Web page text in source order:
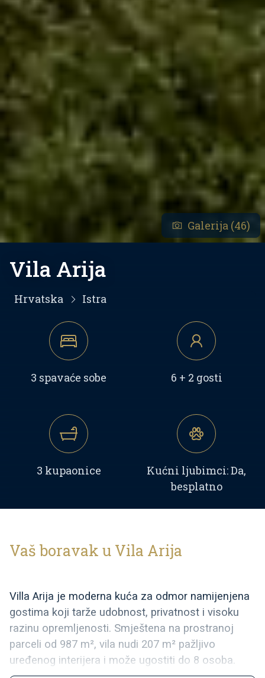
Galerija (46)
Vila Arija
Hrvatska Istra
3 spavaće sobe 6 + 2 gosti
3 kupaonice
Kućni ljubimci: Da,
besplatno
Vaš boravak u Vila Arija
Villa Arija je moderna kuća za odmor namijenjena
gostima koji tarže udobnost, privatnost i visoku
razinu opremljenosti. Smještena na prostranoj
parceli od 987 m², vila nudi 207 m² pažljivo
uređenog interijera i može ugostiti do 8 osoba.